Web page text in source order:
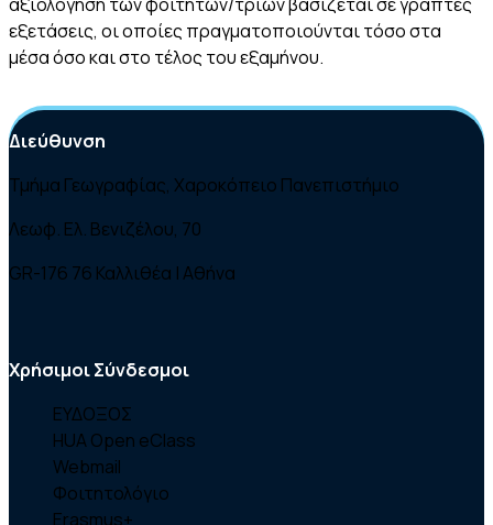
εξετάσεις, οι οποίες πραγματοποιούνται τόσο στα
μέσα όσο και στο τέλος του εξαμήνου.
Διεύθυνση
Τμήμα Γεωγραφίας, Χαροκόπειο Πανεπιστήμιο
Λεωφ. Ελ. Βενιζέλου, 70
GR-176 76 Καλλιθέα | Αθήνα
Χρήσιμοι Σύνδεσμοι
ΕΥΔΟΞΟΣ
HUA Open eClass
Webmail
Φοιτητολόγιο
Erasmus+